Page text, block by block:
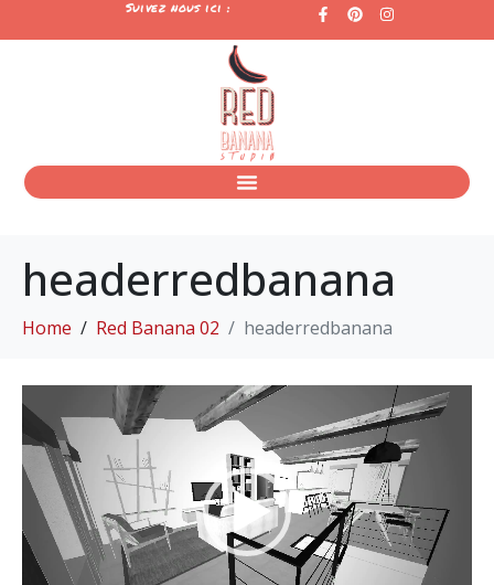
Suivez nous ici :
headerredbanana
Home Red Banana 02 headerredbanana
vidéo